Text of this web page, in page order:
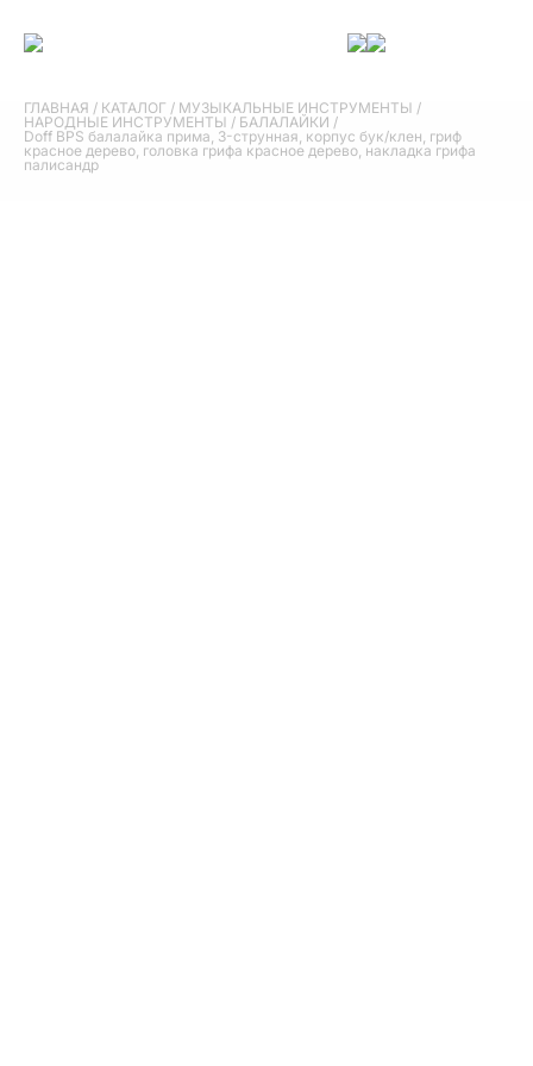
ГЛАВНАЯ / КАТАЛОГ / МУЗЫКАЛЬНЫЕ ИНСТРУМЕНТЫ /
НАРОДНЫЕ ИНСТРУМЕНТЫ / БАЛАЛАЙКИ /
Doff BPS балалайка прима, 3-струнная, корпус бук/клен, гриф
красное дерево, головка грифа красное дерево, накладка грифа
палисандр